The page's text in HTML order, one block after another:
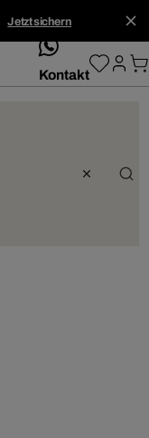
Jetzt sichern
whatsApp
Kontakt